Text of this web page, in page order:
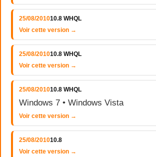
25/08/201010.8 WHQL
Voir cette version →
25/08/201010.8 WHQL
Voir cette version →
25/08/201010.8 WHQL
Windows 7 • Windows Vista
Voir cette version →
25/08/201010.8
Voir cette version →